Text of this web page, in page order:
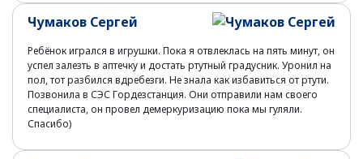
Чумаков Сергей
Ребёнок игрался в игрушки. Пока я отвлеклась на пять минут, он
успел залезть в аптечку и достать ртутный градусник. Уронил на
пол, тот разбился вдребезги. Не знала как избавиться от ртути.
Позвонила в СЭС Гордезстанция. Они отправили нам своего
специалиста, он провел демеркуризацию пока мы гуляли.
Спасибо)